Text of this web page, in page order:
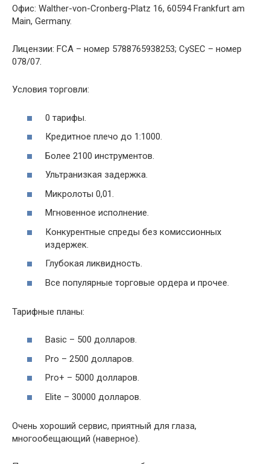
Офис: Walther-von-Cronberg-Platz 16, 60594 Frankfurt am
Main, Germany.
Лицензии: FCA – номер 5788765938253; CySEC – номер
078/07.
Условия торговли:
0 тарифы.
Кредитное плечо до 1:1000.
Более 2100 инструментов.
Ультранизкая задержка.
Микролоты 0,01.
Мгновенное исполнение.
Конкурентные спреды без комиссионных
издержек.
Глубокая ликвидность.
Все популярные торговые ордера и прочее.
Тарифные планы:
Basic – 500 долларов.
Pro – 2500 долларов.
Pro+ – 5000 долларов.
Elite – 30000 долларов.
Очень хороший сервис, приятный для глаза,
многообещающий (наверное).